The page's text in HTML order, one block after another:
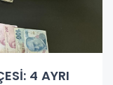
4 AYRI